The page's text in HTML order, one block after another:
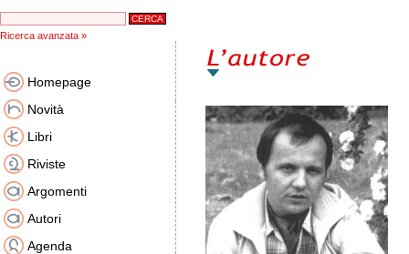
Ricerca avanzata »
Homepage
Novità
Libri
Riviste
Argomenti
Autori
Agenda